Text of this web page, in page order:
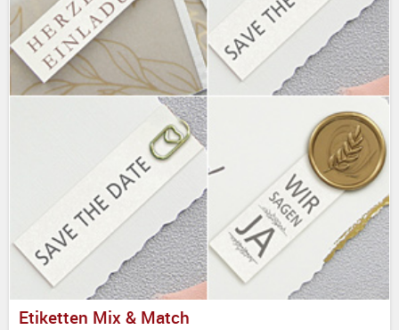
Etiketten Mix & Match